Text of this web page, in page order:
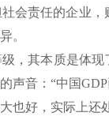
会责任的企业
。
，其本质是体
声音：“中国
也好，实际上还